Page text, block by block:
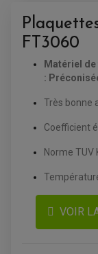
FT3060
Matériel
:
Très bonne
Coefficient
Norme TUV
VOIR